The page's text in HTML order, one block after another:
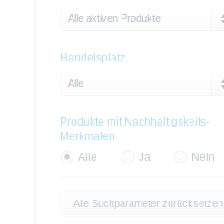
Alle aktiven Produkte
Handelsplatz
Alle
Produkte mit Nachhaltigskeits-
Merkmalen
Alle
Ja Nein
Alle Suchparameter zurücksetzen